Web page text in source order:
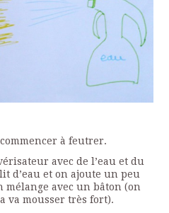
à feutrer.
avec de l’eau et du
d’eau et on ajoute un peu
avec un bâton (on
va mousser très fort).